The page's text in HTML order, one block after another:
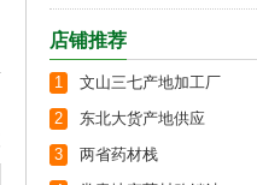
店铺推荐
1
文山三七产地加工厂
2
东北大货产地供应
3
两省药材栈